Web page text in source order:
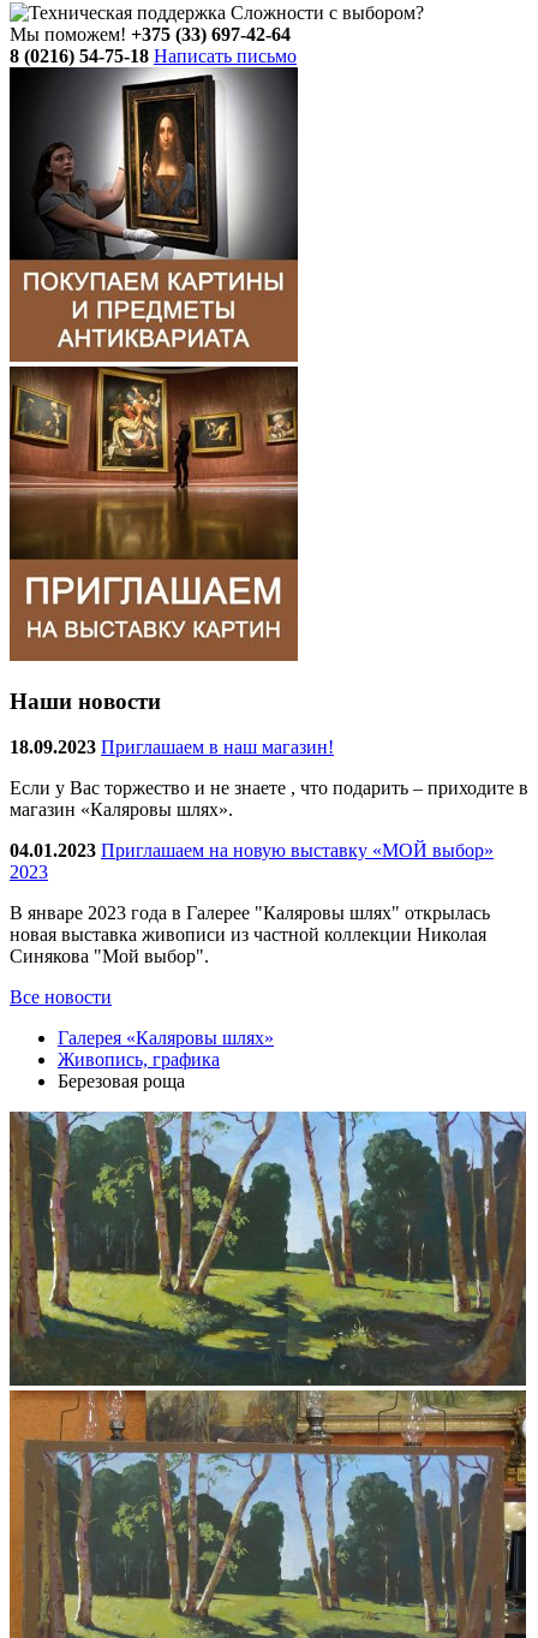
Сложности с выбором?
Мы поможем! +375 (33) 697-42-64
8 (0216) 54-75-18 Написать письмо
Наши новости
18.09.2023 Приглашаем в наш магазин!
Если у Вас торжество и не знаете , что подарить – приходите в
магазин «Каляровы шлях».
04.01.2023 Приглашаем на новую выставку «МОЙ выбор»
2023
В январе 2023 года в Галерее "Каляровы шлях" открылась
новая выставка живописи из частной коллекции Николая
Синякова "Мой выбор".
Все новости
Галерея «Каляровы шлях»
Живопись, графика
Березовая роща